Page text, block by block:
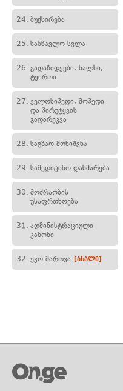
24. ბუქსირება
25. სასწავლო სვლა
26. გადაზიდვები, ხალხი,
ტვირთი
27. ველოსიპედი, მოპედი
და პირუტყვის
გადარეკვა
28. საგზაო მონიშვნა
29. სამედიცინო დახმარება
30. მოძრაობის
უსაფრთხოება
31. ადმინისტრაციული
კანონი
32. ეკო-მართვა [ახალი]